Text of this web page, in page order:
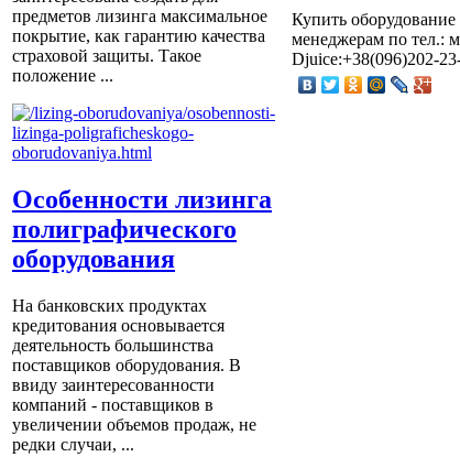
предметов лизинга максимальное
покрытие, как гарантию качества
страховой защиты. Такое
положение ...
Особенности лизинга
полиграфического
оборудования
На банковских продуктах
кредитования основывается
деятельность большинства
поставщиков оборудования. В
ввиду заинтересованности
компаний - поставщиков в
увеличении объемов продаж, не
редки случаи, ...
Купить
менеджерам по тел.:
Djuice:+38(096)202-